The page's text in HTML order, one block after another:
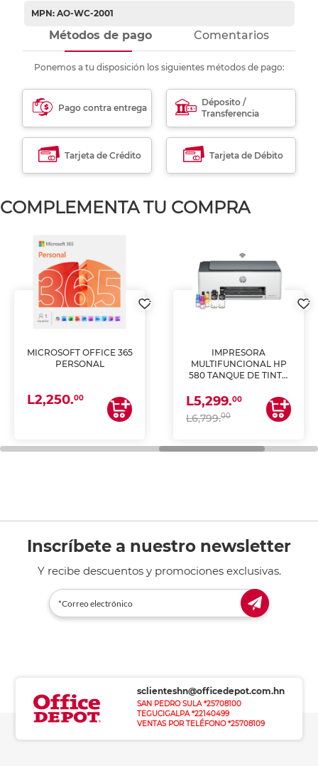
MPN: AO-WC-2001
Métodos de pago Comentarios
Ponemos a tu disposición los siguientes métodos de pago:
Pago contra entrega
Déposito /
Transferencia
Tarjeta de Crédito Tarjeta de Débito
COMPLEMENTA TU COMPRA
MICROSOFT OFFICE 365
PERSONAL
L2,250.00
IMPRESORA
MULTIFUNCIONAL HP
580 TANQUE DE TINTA
ESCANEA)
L5,299.00
L6,799.00
Inscríbete a nuestro newsletter
Y recibe descuentos y promociones exclusivas.
sclienteshn@officedepot.com.hn
SAN PEDRO SULA *25708100
TEGUCIGALPA *22140499
VENTAS POR TELÉFONO *25708109